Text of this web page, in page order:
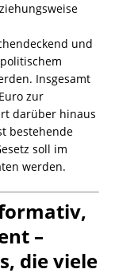
und
Insgesamt
zur
darüber hinaus
bestehende
soll im
werden.
–
die viele